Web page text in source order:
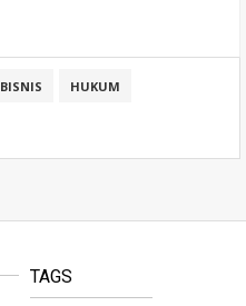
BISNIS HUKUM
TAGS